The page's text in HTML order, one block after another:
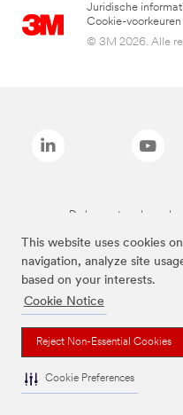
This website uses cookies
navigation, analyze site
based on your interests.
Cookie Notice
Reject Non-Essential Cookies
Cookie Preferences
Juridische
Cookie-voorkeuren
© 3M 2026. Alle
De bovenstaande